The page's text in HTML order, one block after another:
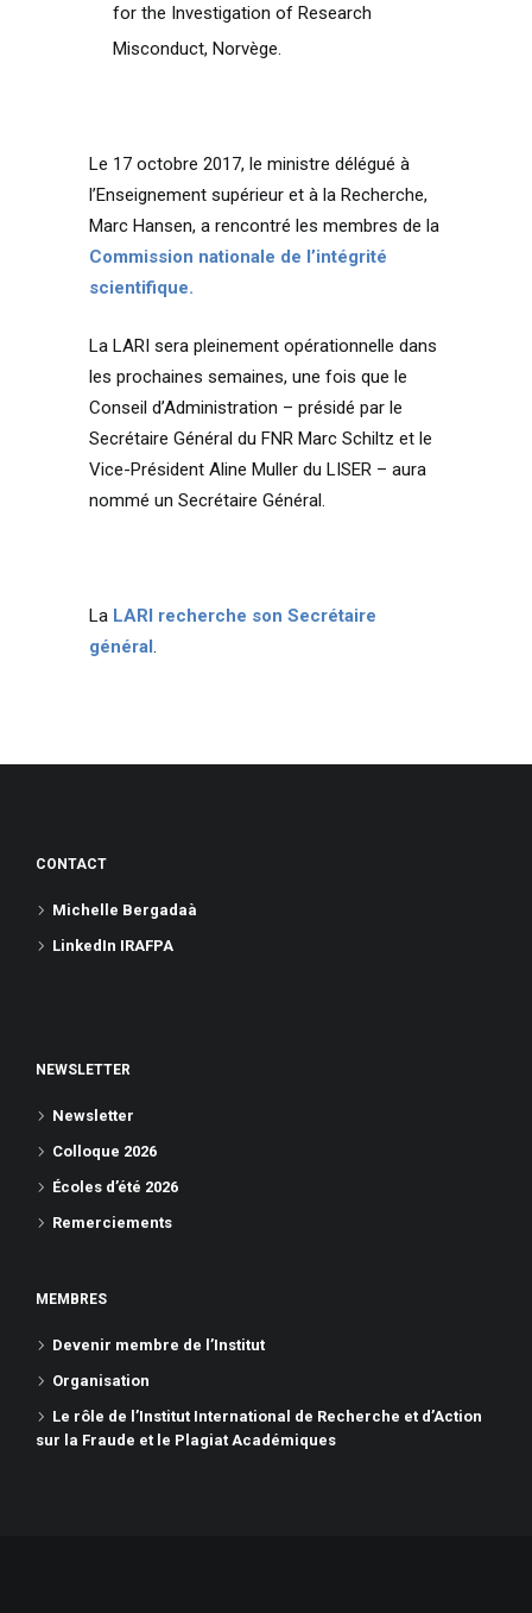
for the Investigation of Research
Misconduct, Norvège.
Le 17 octobre 2017, le ministre délégué à
l’Enseignement supérieur et à la Recherche,
Marc Hansen, a rencontré les membres de la
Commission nationale de l’intégrité
scientifique.
La LARI sera pleinement opérationnelle dans
les prochaines semaines, une fois que le
Conseil d’Administration – présidé par le
Secrétaire Général du FNR Marc Schiltz et le
Vice-Président Aline Muller du LISER – aura
nommé un Secrétaire Général.
La LARI recherche son Secrétaire
général.
CONTACT
Michelle Bergadaà
LinkedIn IRAFPA
NEWSLETTER
Newsletter
Colloque 2026
Écoles d’été 2026
Remerciements
MEMBRES
Devenir membre de l’Institut
Organisation
Le rôle de l’Institut International de Recherche et d’Action
sur la Fraude et le Plagiat Académiques